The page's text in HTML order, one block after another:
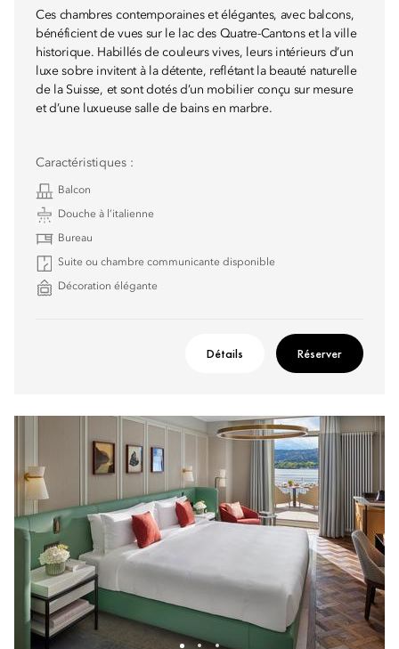
Ces chambres contemporaines et élégantes, avec balcons,
bénéficient de vues sur le lac des Quatre-Cantons et la ville
historique. Habillés de couleurs vives, leurs intérieurs d’un
luxe sobre invitent à la détente, reflétant la beauté naturelle
de la Suisse, et sont dotés d’un mobilier conçu sur mesure
et d’une luxueuse salle de bains en marbre.
Caractéristiques :
Balcon
Douche à l’italienne
Bureau
Suite ou chambre communicante disponible
Décoration élégante
Détails Réserver